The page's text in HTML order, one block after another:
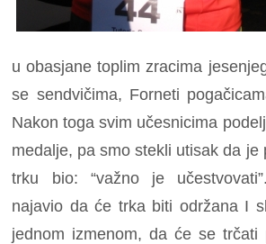
u obasjane toplim zracima
se sendvičima, Forneti
Nakon toga svim učesnicima
medalje, pa smo stekli utisak da je
trku bio: “važno je
najavio da će trka biti održana I
jednom izmenom, da će se trčati